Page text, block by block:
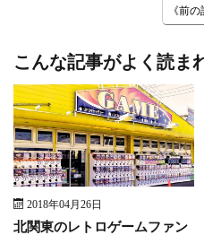
《前
こんな記事がよく読ま
2018年04月26日
北関東のレトロゲームファン